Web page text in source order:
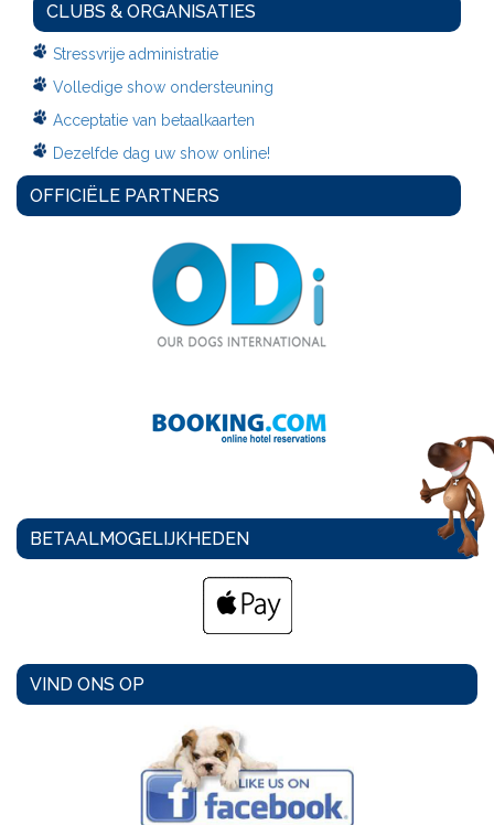
CLUBS & ORGANISATIES
Stressvrije administratie
Volledige show ondersteuning
Acceptatie van betaalkaarten
Dezelfde dag uw show online!
OFFICIËLE PARTNERS
BETAALMOGELIJKHEDEN
VIND ONS OP